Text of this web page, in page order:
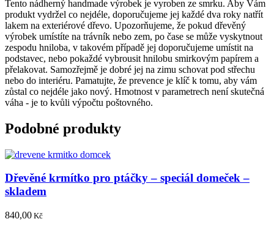
Tento nádherný handmade výrobek je vyroben ze smrku. Aby Vám
produkt vydržel co nejdéle, doporučujeme jej každé dva roky natřít
lakem na exteriérové ​​dřevo. Upozorňujeme, že pokud dřevěný
výrobek umístíte na trávník nebo zem, po čase se může vyskytnout
zespodu hniloba, v takovém případě jej doporučujeme umístit na
podstavec, nebo pokaždé vybrousit hnilobu smirkovým papírem a
přelakovat. Samozřejmě je dobré jej na zimu schovat pod střechu
nebo do interiéru. Pamatujte, že prevence je klíč k tomu, aby vám
zůstal co nejdéle jako nový. Hmotnost v parametrech není skutečná
váha - je to kvůli výpočtu poštovného.
Podobné produkty
Dřevěné krmítko pro ptáčky – speciál domeček –
skladem
840,00 Kč